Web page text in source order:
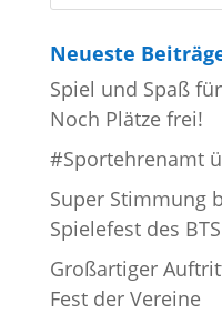
Neueste
Spiel und Spaß
Noch Plätze frei!
#Sportehrenamt
Super Stimmung
Spielefest des
Großartiger
Fest der Vereine